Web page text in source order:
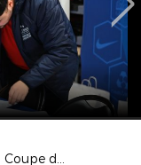
Le tirage au sort de la Coupe de Paris Inter-Dom Crédit Mutuel IDF en images